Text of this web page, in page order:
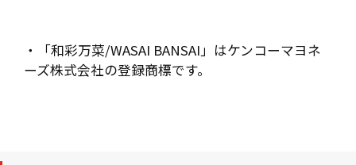
・「和彩万菜/WASAI BANSAI」はケンコーマヨネ
ーズ株式会社の登録商標です。